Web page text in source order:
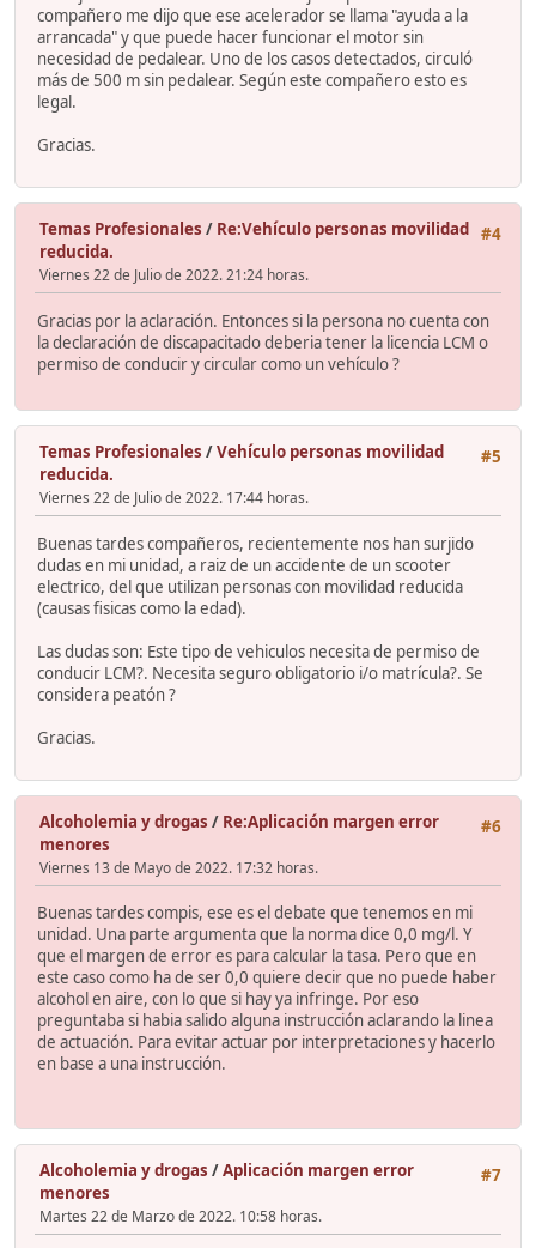
compañero me dijo que ese acelerador se llama "ayuda a la
arrancada" y que puede hacer funcionar el motor sin
necesidad de pedalear. Uno de los casos detectados, circuló
más de 500 m sin pedalear. Según este compañero esto es
legal.
Gracias.
#4
Temas Profesionales / Re:Vehículo personas movilidad
reducida.
Viernes 22 de Julio de 2022. 21:24 horas.
Gracias por la aclaración. Entonces si la persona no cuenta con
la declaración de discapacitado deberia tener la licencia LCM o
permiso de conducir y circular como un vehículo ?
#5
Temas Profesionales /Vehículo personas movilidad
reducida.
Viernes 22 de Julio de 2022. 17:44 horas.
Buenas tardes compañeros, recientemente nos han surjido
dudas en mi unidad, a raiz de un accidente de un scooter
electrico, del que utilizan personas con movilidad reducida
(causas fisicas como la edad).
Las dudas son: Este tipo de vehiculos necesita de permiso de
conducir LCM?. Necesita seguro obligatorio i/o matrícula?. Se
considera peatón ?
Gracias.
#6
Alcoholemia y drogas / Re:Aplicación margen error
menores
Viernes 13 de Mayo de 2022. 17:32 horas.
Buenas tardes compis, ese es el debate que tenemos en mi
unidad. Una parte argumenta que la norma dice 0,0 mg/l. Y
que el margen de error es para calcular la tasa. Pero que en
este caso como ha de ser 0,0 quiere decir que no puede haber
alcohol en aire, con lo que si hay ya infringe. Por eso
preguntaba si habia salido alguna instrucción aclarando la linea
de actuación. Para evitar actuar por interpretaciones y hacerlo
en base a una instrucción.
#7
Alcoholemia y drogas /Aplicación margen error
menores
Martes 22 de Marzo de 2022. 10:58 horas.